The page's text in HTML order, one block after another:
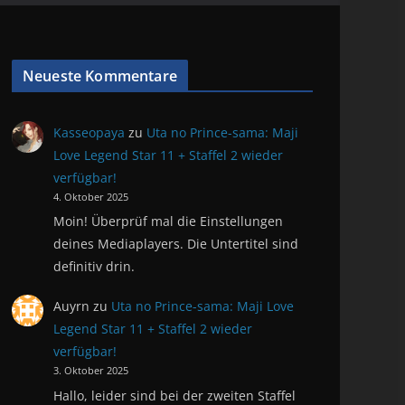
Neueste Kommentare
Kasseopaya zu Uta no Prince-sama: Maji
Love Legend Star 11 + Staffel 2 wieder
verfügbar!
4. Oktober 2025
Moin! Überprüf mal die Einstellungen
deines Mediaplayers. Die Untertitel sind
definitiv drin.
Auyrn zu Uta no Prince-sama: Maji Love
Legend Star 11 + Staffel 2 wieder
verfügbar!
3. Oktober 2025
Hallo, leider sind bei der zweiten Staffel